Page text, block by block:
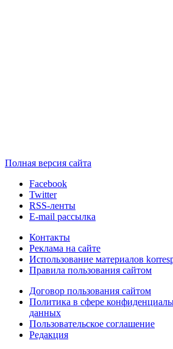
Полная версия сайта
Facebook
Twitter
RSS-ленты
E-mail рассылка
Контакты
Реклама на сайте
Использование материалов
Правила пользования сайтом
Договор пользования сайтом
Политика в сфере
данных
Пользовательское соглашение
Редакция